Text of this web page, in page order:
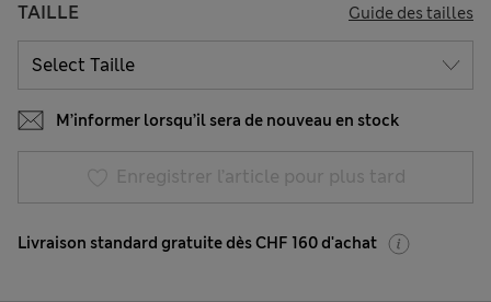
TAILLE Guide des tailles
M’informer lorsqu’il sera de nouveau en stock
Enregistrer l’article pour plus tard
Livraison standard gratuite dès CHF 160 d'achat